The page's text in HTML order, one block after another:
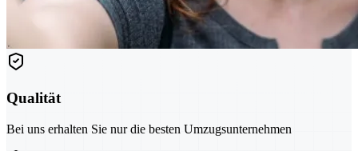
Qualität
Bei uns erhalten Sie nur die besten Umzugsunternehmen